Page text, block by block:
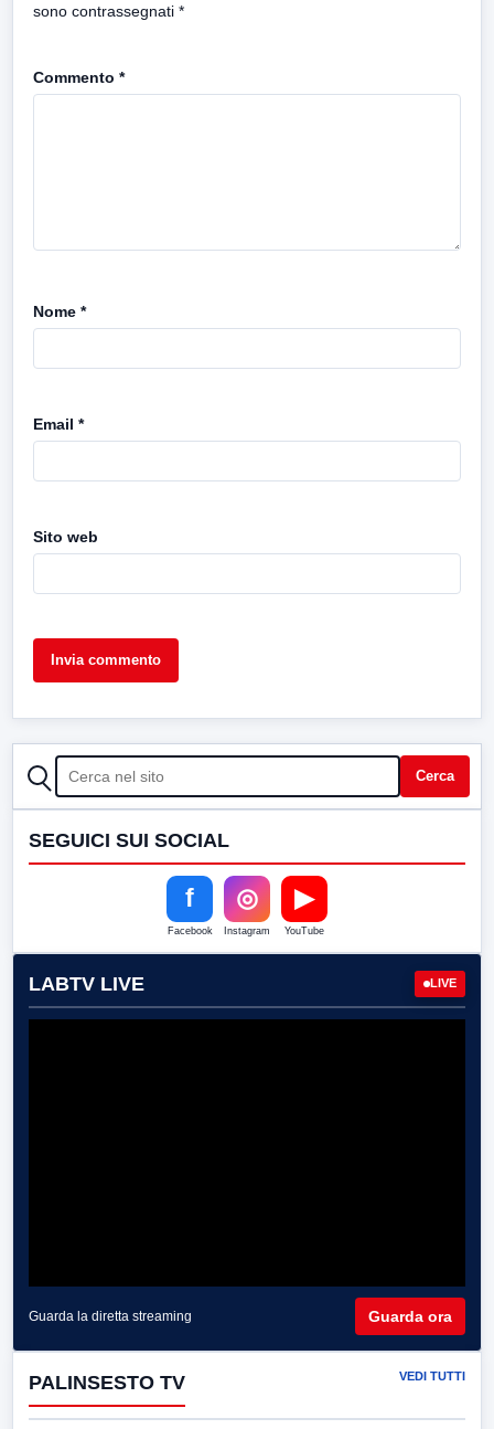
sono contrassegnati *
Commento *
Nome *
Email *
Sito web
CERCA Cerca
SEGUICI SUI SOCIAL
f
Facebook
◎
Instagram
▶
YouTube
LABTV LIVE LIVE
Guarda la diretta streaming Guarda ora
PALINSESTO TV VEDI TUTTI